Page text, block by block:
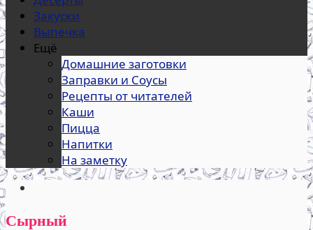
Закуски
Выпечка
Ещё
Домашние заготовки
Заправки и Соусы
Рецепты от читателей
Каши
Пицца
Напитки
На заметку
Сырный